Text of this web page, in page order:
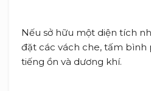
Nếu sở hữu một diện tích
đặt các vách che, tấm bình
tiếng ồn và dương khí.